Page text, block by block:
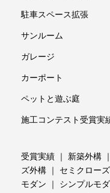
駐車スペース拡張
サンルーム
ガレージ
カーポート
ペットと遊ぶ庭
施工コンテスト受賞実
受賞実績 ｜ 新築外構 ｜
ズ外構 ｜ セミクロー
モダン ｜ シンプルモ